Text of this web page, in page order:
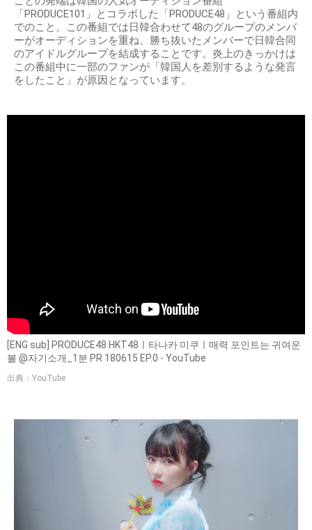
「PRODUCE101」とコラボした「PRODUCE48」という番組内
でのこと。この番組では日韓合わせて48のグループのメンバ
ーがオーディションを重ね、勝ち抜いたメンバーで日韓合同
のアイドルグループを結成することです。炎上のきっかけは
この番組中に一部のファンが「韓国人を差別するような発言
をしたこと」が原因となっています。
[ENG sub] PRODUCE48 HKT48ㅣ타나카 미쿠ㅣ매력 포인트는 귀여운
볼 @자기소개_1분 PR 180615 EP.0 - YouTube
出典：YouTube